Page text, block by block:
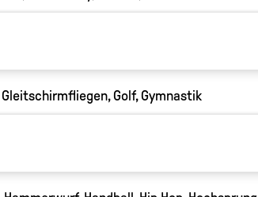
Golf, Gymnastik